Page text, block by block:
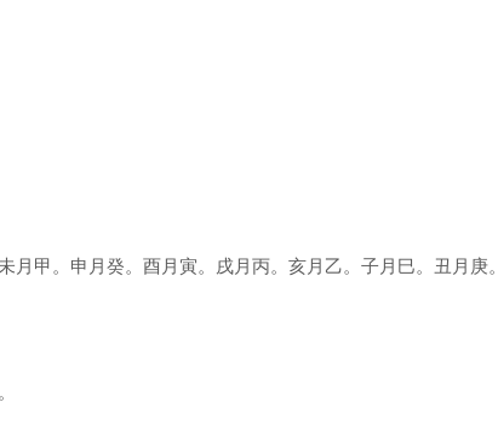
月甲。申月癸。酉月寅。戌月丙。亥月乙。子月巳。丑月庚。